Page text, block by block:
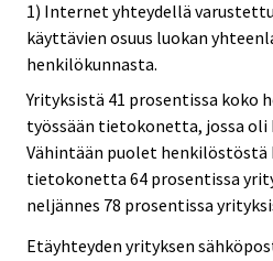
1) Internet yhteydellä
käyttävien osuus luokan
henkilökunnasta.
Yrityksistä 41 prosentissa koko
työssään tietokonetta, jossa
Vähintään puolet
tietokonetta 64 prosentissa
neljännes 78 prosentissa
Etäyhteyden yrityksen